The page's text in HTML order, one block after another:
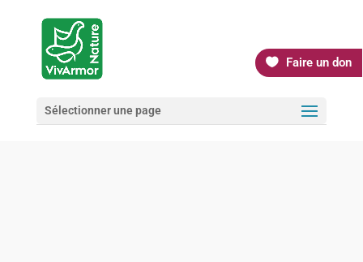
Faire un don
Sélectionner une page